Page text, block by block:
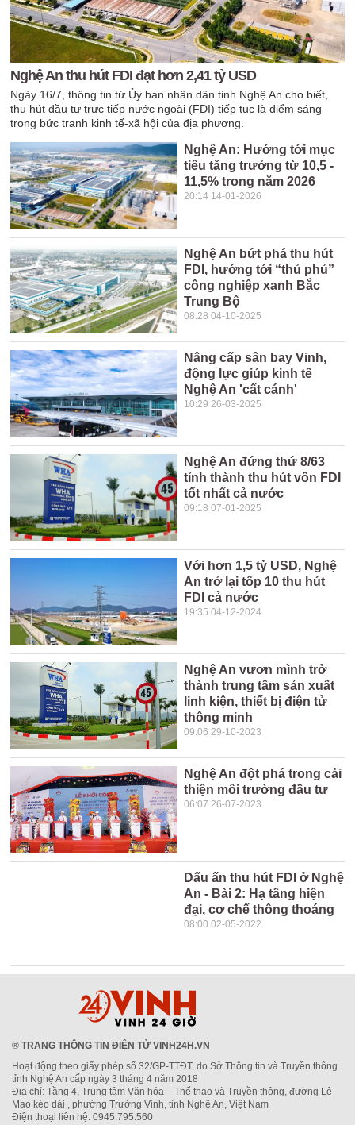
Nghệ An thu hút FDI đạt hơn 2,41 tỷ USD
Ngày 16/7, thông tin từ Ủy ban nhân dân tỉnh Nghệ An cho biết,
thu hút đầu tư trực tiếp nước ngoài (FDI) tiếp tục là điểm sáng
trong bức tranh kinh tế-xã hội của địa phương.
Nghệ An: Hướng tới mục
tiêu tăng trưởng từ 10,5 -
11,5% trong năm 2026
20:14 14-01-2026
Nghệ An bứt phá thu hút
FDI, hướng tới “thủ phủ”
công nghiệp xanh Bắc
Trung Bộ
08:28 04-10-2025
Nâng cấp sân bay Vinh,
động lực giúp kinh tế
Nghệ An 'cất cánh'
10:29 26-03-2025
Nghệ An đứng thứ 8/63
tỉnh thành thu hút vốn FDI
tốt nhất cả nước
09:18 07-01-2025
Với hơn 1,5 tỷ USD, Nghệ
An trở lại tốp 10 thu hút
FDI cả nước
19:35 04-12-2024
Nghệ An vươn mình trở
thành trung tâm sản xuất
linh kiện, thiết bị điện tử
thông minh
09:06 29-10-2023
Nghệ An đột phá trong cải
thiện môi trường đầu tư
06:07 26-07-2023
Dấu ấn thu hút FDI ở Nghệ
An - Bài 2: Hạ tầng hiện
đại, cơ chế thông thoáng
08:00 02-05-2022
® TRANG THÔNG TIN ĐIỆN TỬ VINH24H.VN
Hoạt động theo giấy phép số 32/GP-TTĐT, do Sở Thông tin và Truyền thông
tỉnh Nghệ An cấp ngày 3 tháng 4 năm 2018
Địa chỉ: Tầng 4, Trung tâm Văn hóa – Thể thao và Truyền thông, đường Lê
Mao kéo dài , phường Trường Vinh, tỉnh Nghệ An, Việt Nam
Điện thoại liên hệ: 0945.795.560